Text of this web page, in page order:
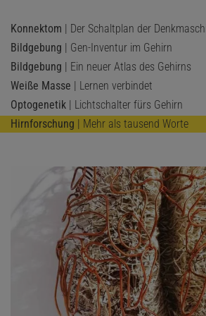
Partikel nicht durch Barrieren aufgehalten,
in alle Richtungen (siehe Pfeile in A). Stehen
Zellmembranen im Weg – wie etwa in den
Fortsätzen von Nervenzellen – wandern die
entlang der Faser (B). Forscher visualisieren
Nervenbahnen häufig als Ellipsoid (C), dessen
Bewegungsrichtung des Wassers bestimmt wird.
Längsachse stimmt dabei mit der
Konnektom | Der Schaltplan der
Bildgebung | Gen-Inventur im Gehirn
Bildgebung | Ein neuer Atlas des Gehirns
Weiße Masse | Lernen verbindet
Optogenetik | Lichtschalter fürs Gehirn
Hirnforschung | Mehr als tausend Worte